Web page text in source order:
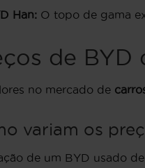
Han: O topo de gama
de BYD
no mercado de
variam os
de um BYD usado